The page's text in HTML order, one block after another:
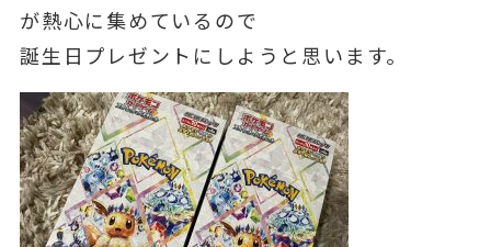
が熱心に集めているので
誕生日プレゼントにしようと思います。